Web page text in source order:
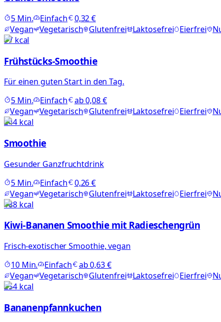
5Min. Einfach
0,32 €
Vegan Vegetarisch Glutenfrei Laktosefrei Eierfrei
97kcal
Frühstücks-Smoothie
Für einen guten Start in den Tag.
5Min. Einfach ab0,08 €
Vegan Vegetarisch Glutenfrei Laktosefrei Eierfrei
244kcal
Smoothie
Gesunder Ganzfruchtdrink
5Min. Einfach
0,26 €
Vegan Vegetarisch Glutenfrei Laktosefrei Eierfrei
188kcal
Kiwi-Bananen Smoothie mit Radieschengrün
Frisch-exotischer Smoothie, vegan
10Min. Einfach ab0,63 €
Vegan Vegetarisch Glutenfrei Laktosefrei Eierfrei
254kcal
Bananenpfannkuchen